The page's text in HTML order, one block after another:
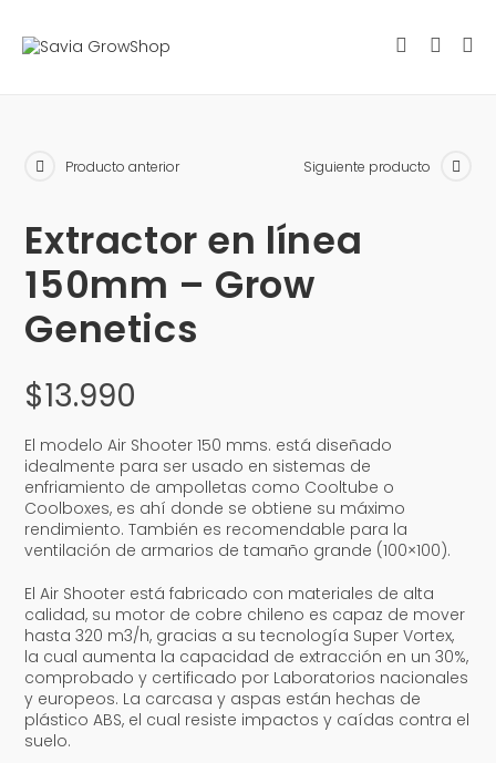
Producto anterior Siguiente producto
Extractor en línea
150mm – Grow
Genetics
$13.990
El modelo Air Shooter 150 mms. está diseñado
idealmente para ser usado en sistemas de
enfriamiento de ampolletas como Cooltube o
Coolboxes, es ahí donde se obtiene su máximo
rendimiento. También es recomendable para la
ventilación de armarios de tamaño grande (100×100).
El Air Shooter está fabricado con materiales de alta
calidad, su motor de cobre chileno es capaz de mover
hasta 320 m3/h, gracias a su tecnología Super Vortex,
la cual aumenta la capacidad de extracción en un 30%,
comprobado y certificado por Laboratorios nacionales
y europeos. La carcasa y aspas están hechas de
plástico ABS, el cual resiste impactos y caídas contra el
suelo.